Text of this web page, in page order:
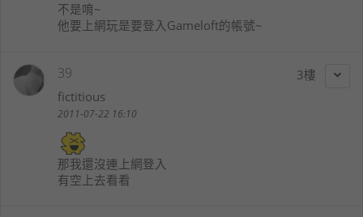
不是唷~
他要上網玩是要登入Gameloft的帳號~
3
39
fictitious
2011-07-22 16:10
那我還沒連上網登入
有空上去看看